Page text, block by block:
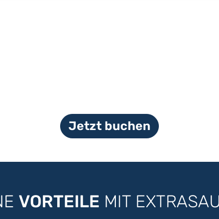
Jetzt buchen
VORTEILE MIT